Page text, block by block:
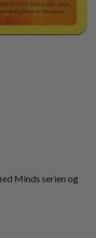
Minds serien og